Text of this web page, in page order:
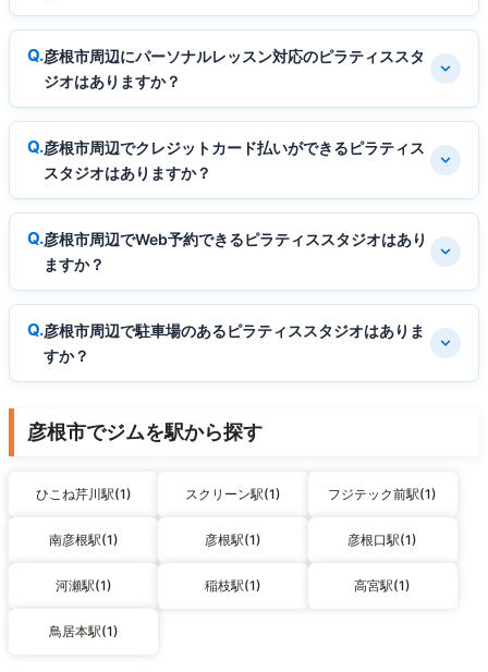
彦根市周辺にパーソナルレッスン対応のピラティススタ
ジオはありますか？
彦根市周辺でクレジットカード払いができるピラティス
スタジオはありますか？
彦根市周辺でWeb予約できるピラティススタジオはあり
ますか？
彦根市周辺で駐車場のあるピラティススタジオはありま
すか？
彦根市でジムを駅から探す
ひこね芹川駅(1) スクリーン駅(1) フジテック前駅(1)
南彦根駅(1) 彦根駅(1) 彦根口駅(1)
河瀬駅(1) 稲枝駅(1) 高宮駅(1)
鳥居本駅(1)